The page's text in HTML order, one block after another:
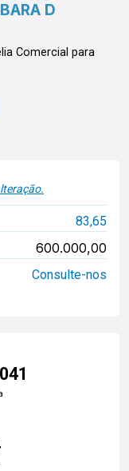
D
Comercial para
83,65
600.000,00
Consulte-nos